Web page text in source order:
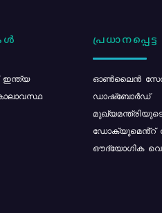
ഓൺലൈൻ
ഡാഷ്ബോർഡ്
ഡോക്യുമെൻ്റ്
ഔദ്യോഗിക